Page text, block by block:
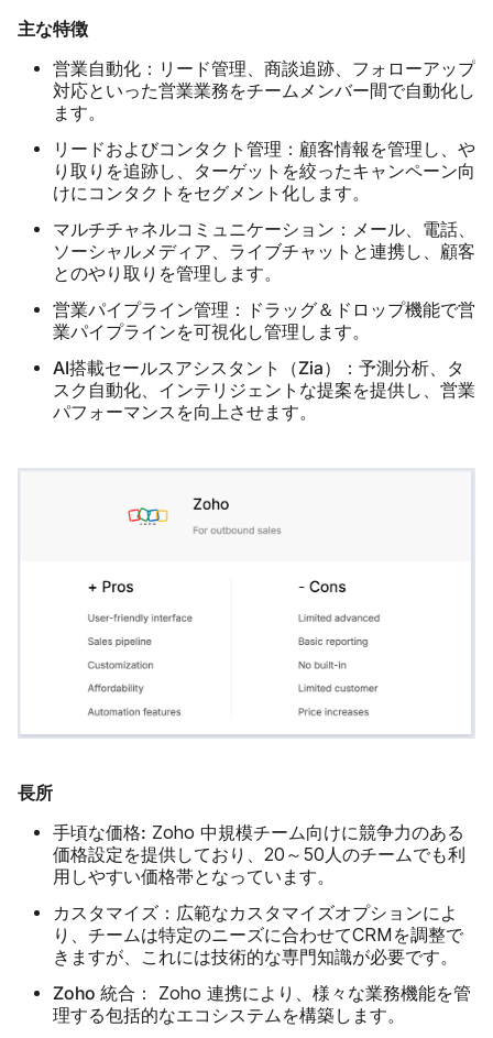
主な特徴
営業自動化： リード管理、商談追跡、フォローアップ
対応といった営業業務をチームメンバー間で自動化し
ます。
リードおよびコンタクト管理： 顧客情報を管理し、や
り取りを追跡し、ターゲットを絞ったキャンペーン向
けにコンタクトをセグメント化します。
マルチチャネルコミュニケーション： メール、電話、
ソーシャルメディア、ライブチャットと連携し、顧客
とのやり取りを管理します。
営業パイプライン管理：
ドラッグ＆ドロップ機能で営
業パイプラインを可視化し管理します。
AI搭載セールスアシスタント（Zia）： 予測分析、タ
スク自動化、インテリジェントな提案を提供し、営業
パフォーマンスを向上させます。
長所
手頃な価格: Zoho 中規模チーム向けに競争力のある
価格設定を提供しており、20～50人のチームでも利
用しやすい価格帯となっています。
カスタマイズ： 広範なカスタマイズオプションによ
り、チームは特定のニーズに合わせてCRMを調整で
きますが、これには技術的な専門知識が必要です。
Zoho 統合：
Zoho 連携により、様々な業務機能を管
理する包括的なエコシステムを構築します。